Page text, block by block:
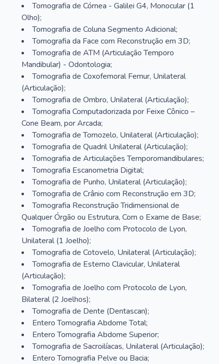
Tomografia de Córnea - Galilei G4, Monocular (1
Olho);
Tomografia de Coluna Segmento Adicional;
Tomografia da Face com Reconstrução em 3D;
Tomografia de ATM (Articulação Temporo
Mandibular) - Odontologia;
Tomografia de Coxofemoral Femur, Unilateral
(Articulação);
Tomografia de Ombro, Unilateral (Articulação);
Tomografia Computadorizada por Feixe Cônico –
Cone Beam, por Arcada;
Tomografia de Tornozelo, Unilateral (Articulação);
Tomografia de Quadril Unilateral (Articulação);
Tomografia de Articulações Temporomandibulares;
Tomografia Escanometria Digital;
Tomografia de Punho, Unilateral (Articulação);
Tomografia de Crânio com Reconstrução em 3D;
Tomografia Reconstrução Tridimensional de
Qualquer Órgão ou Estrutura, Com o Exame de Base;
Tomografia de Joelho com Protocolo de Lyon,
Unilateral (1 Joelho);
Tomografia de Cotovelo, Unilateral (Articulação);
Tomografia de Esterno Clavicular, Unilateral
(Articulação);
Tomografia de Joelho com Protocolo de Lyon,
Bilateral (2 Joelhos);
Tomografia de Dente (Dentascan);
Entero Tomografia Abdome Total;
Entero Tomografia Abdome Superior;
Tomografia de Sacroilíacas, Unilateral (Articulação);
Entero Tomografia Pelve ou Bacia;